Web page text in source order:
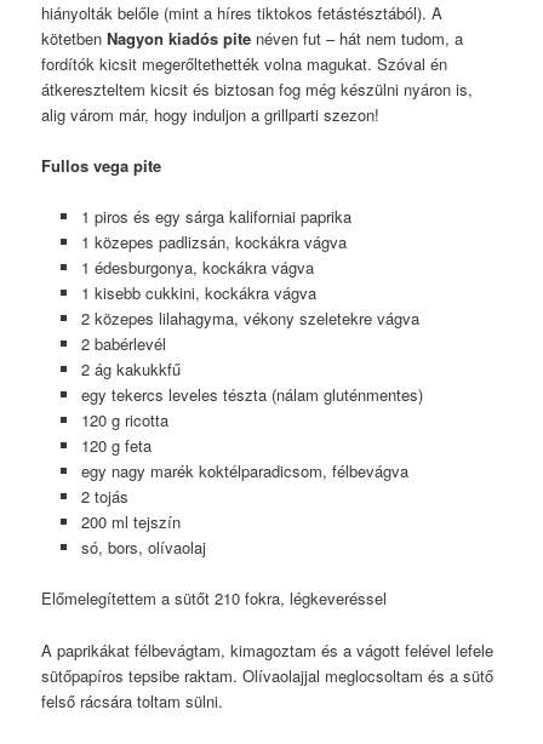
hiányolták belőle (mint a híres tiktokos fetástésztából). A
kötetbenNagyon kiadós pite néven fut – hát nem tudom, a
fordítók kicsit megerőltethették volna magukat. Szóval én
átkereszteltem kicsit és biztosan fog még készülni nyáron is,
alig várom már, hogy induljon a grillparti szezon!
Fullos vega pite
1 piros és egy sárga kaliforniai paprika
1 közepes padlizsán, kockákra vágva
1 édesburgonya, kockákra vágva
1 kisebb cukkini, kockákra vágva
2 közepes lilahagyma, vékony szeletekre vágva
2 babérlevél
2 ág kakukkfű
egy tekercs leveles tészta (nálam gluténmentes)
120 g ricotta
120 g feta
egy nagy marék koktélparadicsom, félbevágva
2 tojás
200 ml tejszín
só, bors, olívaolaj
Előmelegítettem a sütőt 210 fokra, légkeveréssel
A paprikákat félbevágtam, kimagoztam és a vágott felével lefele
sütőpapíros tepsibe raktam. Olívaolajjal meglocsoltam és a sütő
felső rácsára toltam sülni.